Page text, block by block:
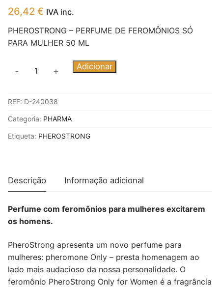
26,42 € IVA inc.
PHEROSTRONG – PERFUME DE FEROMÔNIOS SÓ
PARA MULHER 50 ML
Quantidade
-
PERFUME
FEROMÔNIOS
MULHER
- + Adicionar
REF: D-240038
Categoria: PHARMA
Etiqueta: PHEROSTRONG
Descrição Informação adicional
Perfume com feromônios para mulheres excitarem
os homens.
PheroStrong apresenta um novo perfume para
mulheres: pheromone Only – presta homenagem ao
lado mais audacioso da nossa personalidade. O
feromônio PheroStrong Only for Women é a fragrância